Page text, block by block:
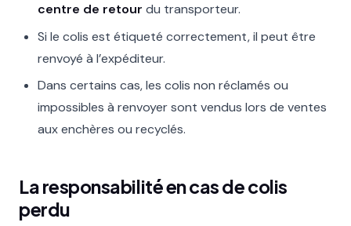
centre de retour du transporteur.
Si le colis est étiqueté correctement, il peut être
renvoyé à l’expéditeur.
Dans certains cas, les colis non réclamés ou
impossibles à renvoyer sont vendus lors de ventes
aux enchères ou recyclés.
La responsabilité en cas de colis
perdu